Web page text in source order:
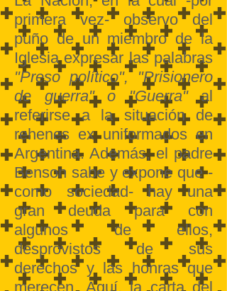
primera vez- observo del
puño de un miembro de la
Iglesia expresar las palabras
"Preso político", "Prisionero
de guerra" o "Guerra"al
referirse a la situación de
rehenes ex uniformados en
Argentina. Además, el padre
Benson sabe y expone que -
como sociedad- hay una
gran deuda para con
algunos de ellos,
desprovistos de sus
derechos y las honras que
merecen. Aquí, la carta del